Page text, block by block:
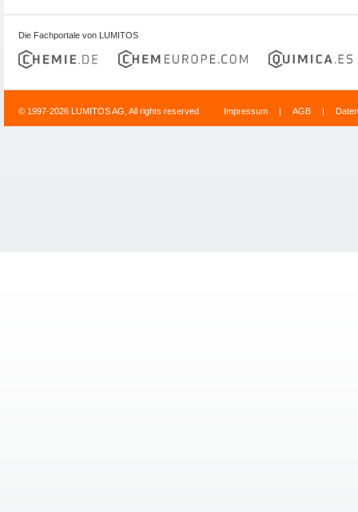
Die Fachportale von LUMITOS
© 1997-2026 LUMITOS AG, All rights reserved Impressum | AGB |